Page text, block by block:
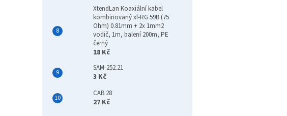
XtendLan Koaxiální kabel
kombinovaný xl-RG 59B (75
Ohm) 0.81mm + 2x 1mm2
vodič, 1m, balení 200m, PE
černý
18 Kč
SAM-252.21
3 Kč
CAB 28
27 Kč